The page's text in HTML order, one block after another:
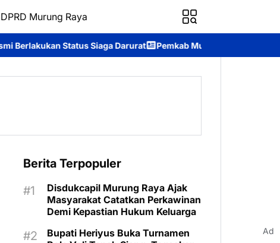
DPRD Murung Raya
Siaga Darurat Pemkab Murung Raya Wisuda Sekolah Lansia
Berita Terpopuler
Disdukcapil Murung Raya Ajak
Masyarakat Catatkan Perkawinan
Demi Kepastian Hukum Keluarga
Bupati Heriyus Buka Turnamen
Ad